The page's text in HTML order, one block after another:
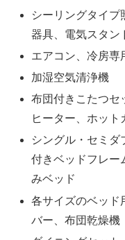
シーリングタイプ
器具、電気スタン
エアコン、冷房専
加湿空気清浄機
布団付きこたつセ
ヒーター、ホット
シングル・セミダ
付きベッドフレー
みベッド
各サイズのベッド
バー、布団乾燥機